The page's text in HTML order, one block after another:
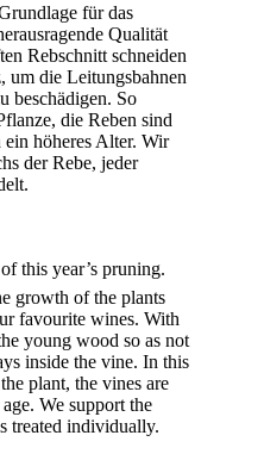
für das
Qualität
Rebschnitt schneiden
um die Leitungsbahnen
beschädigen. So
die Reben sind
höheres Alter. Wir
der Rebe, jeder
this year’s pruning.
growth of the plants
favourite wines. With
young wood so as not
inside the vine. In this
plant, the vines are
We support the
treated individually.